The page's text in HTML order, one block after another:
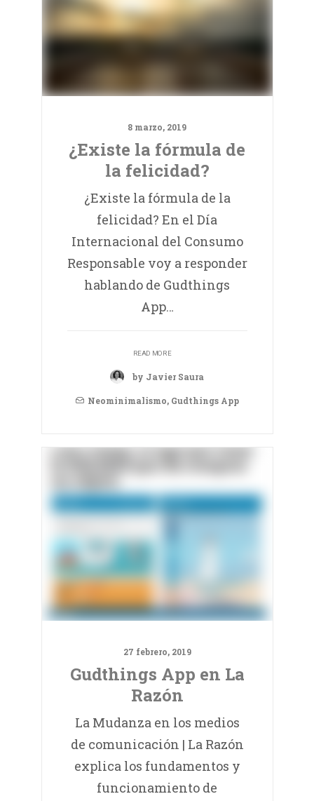
8 marzo, 2019
¿Existe la fórmula de
la felicidad?
¿Existe la fórmula de la
felicidad? En el Día
Internacional del Consumo
Responsable voy a responder
hablando de Gudthings
App…
READ MORE
by Javier Saura
Neominimalismo, Gudthings App
27 febrero, 2019
Gudthings App en La
Razón
La Mudanza en los medios
de comunicación | La Razón
explica los fundamentos y
funcionamiento de